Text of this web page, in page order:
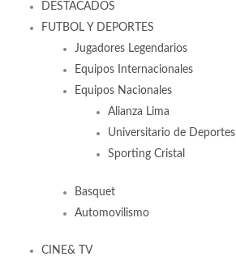
DESTACADOS
FUTBOL Y DEPORTES
Jugadores Legendarios
Equipos Internacionales
Equipos Nacionales
Alianza Lima
Universitario de Deportes
Sporting Cristal
Basquet
Automovilismo
CINE& TV